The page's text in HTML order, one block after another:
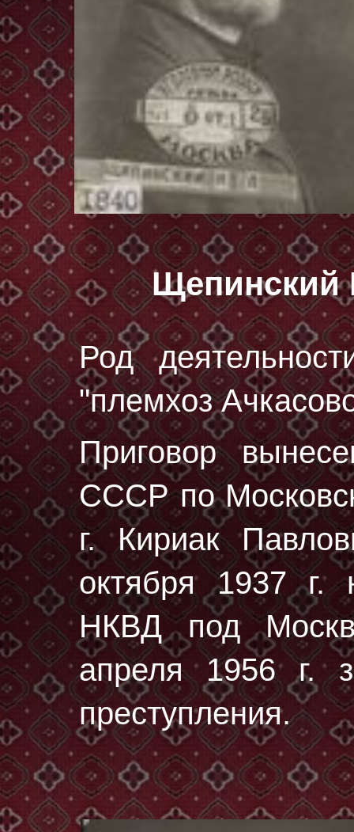
Щепинский
Род
"племхоз
Приговор
СССР по
г. Кириак
октября 1937 г.
НКВД под
апреля 1956 г.
преступления.